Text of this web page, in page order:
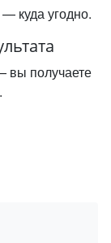
куда угодно.
вы получаете